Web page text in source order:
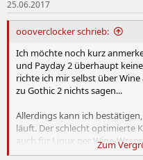
25.06.2017
oooverclocker schrieb:
Ich möchte noch kurz
und Payday 2 überhaupt
richte ich mir selbst über
zu Gothic 2 nichts sagen...
Allerdings kann ich
läuft. Der schlecht optimierte
auch für Linux per Wine-
Grafikkarte durchgehend
Zum